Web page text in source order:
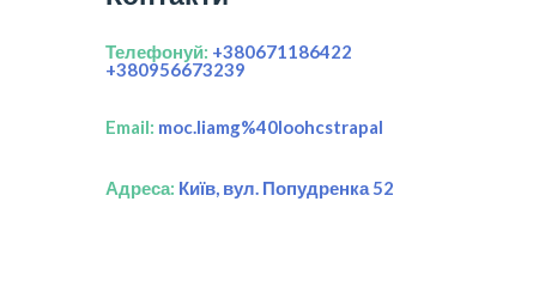
Телефонуй: +380671186422
+380956673239
Email: moc.liamg%40loohcstrapal
Адреса: Київ, вул. Попудренка 52